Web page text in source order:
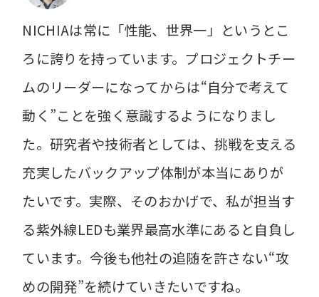
NICHIAは常に「性能、世界一」というとこ
ろに誇りを持っています。プロジェクトチー
ムのリーダーになってからは“自分で考えて
動く”ことを強く意識するようになりまし
た。研究者や技術者としては、挑戦を支える
充実したバックアップ体制が本当にありが
たいです。実際、そのおかげで、私が担当す
る紫外線LEDも業界最高水準にあると自負し
ています。今後も他社の追随を許さない“攻
めの開発”を続けていきたいですね。